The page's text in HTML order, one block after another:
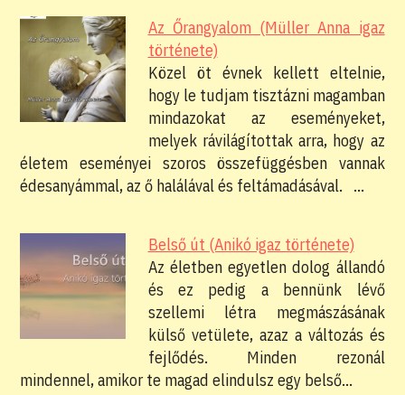
Az Őrangyalom (Müller Anna igaz
története)
Közel öt évnek kellett eltelnie,
hogy le tudjam tisztázni magamban
mindazokat az eseményeket,
melyek rávilágítottak arra, hogy az
életem eseményei szoros összefüggésben vannak
édesanyámmal, az ő halálával és feltámadásával. …
Belső út (Anikó igaz története)
Az életben egyetlen dolog állandó
és ez pedig a bennünk lévő
szellemi létra megmászásának
külső vetülete, azaz a változás és
fejlődés. Minden rezonál
mindennel, amikor te magad elindulsz egy belső…